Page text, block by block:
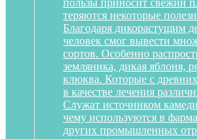
пользы приносит свежий
теряются некоторые
Благодаря дикорастущим
человек смог вывести
сортов. Особенно
земляника, дикая яблоня,
клюква. Которые с
в качестве лечения
Служат источником
чему используются в
других промышленных